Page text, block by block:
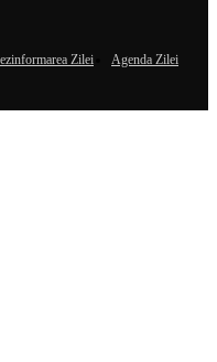
Zilei
Agenda Zilei